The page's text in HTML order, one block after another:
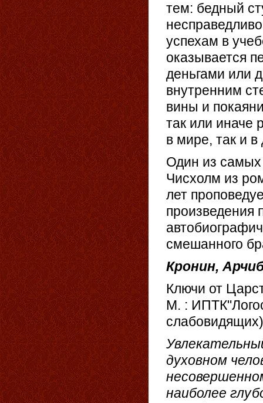
тем: бедный
успехам в
оказывается
деньгами или
внутренним
вины и
так или иначе
в мире, так и в
Один из
Чисхолм из
лет
произведения
смешанного
Кронин,
Ключи от
М. :
духовном
наиболее